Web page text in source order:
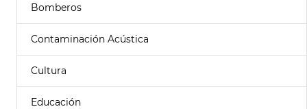
Bomberos
Contaminación Acústica
Cultura
Educación